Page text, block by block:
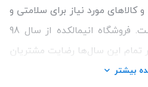
مورد نیاز برای سلامتی و
رفاه سگ و گربه خانگی است. فروشگاه انیمالکده از سال 98
تمام این سال‌ها رضایت مشتریان
و با کیفیت برای حفظ سلامتی
بیشتر